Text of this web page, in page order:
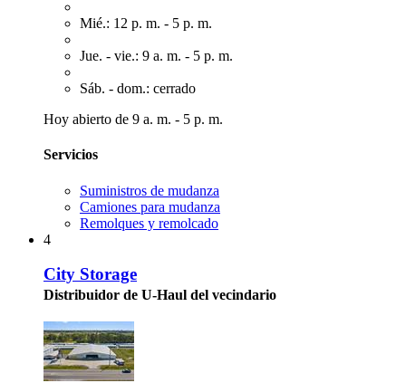
Mié.: 12 p. m. - 5 p. m.
Jue. - vie.: 9 a. m. - 5 p. m.
Sáb. - dom.: cerrado
Hoy abierto de 9 a. m. - 5 p. m.
Servicios
Suministros de mudanza
Camiones para mudanza
Remolques y remolcado
4
City Storage
Distribuidor de U-Haul del vecindario